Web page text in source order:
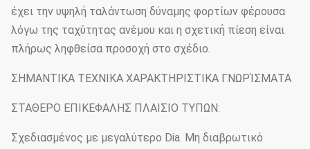
έχει την υψηλή ταλάντωση δύναμης φορτίων φέρουσα
λόγω της ταχύτητας ανέμου και η σχετική πίεση είναι
πλήρως ληφθείσα προσοχή στο σχέδιο.
ΣΗΜΑΝΤΙΚΑ ΤΕΧΝΙΚΑ ΧΑΡΑΚΤΗΡΙΣΤΙΚΑ ΓΝΩΡΊΣΜΑΤΑ
ΣΤΑΘΕΡΟ ΕΠΙΚΕΦΑΛΗΣ ΠΛΑΙΣΙΟ ΤΥΠΩΝ:
Σχεδιασμένος με μεγαλύτερο Dia. Μη διαβρωτικό